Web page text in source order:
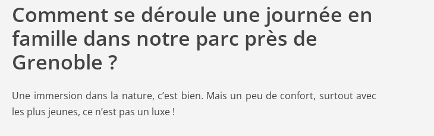
Comment se déroule une journée en
famille dans notre parc près de
Grenoble ?
Une immersion dans la nature, c’est bien. Mais un peu de confort, surtout avec
les plus jeunes, ce n’est pas un luxe !